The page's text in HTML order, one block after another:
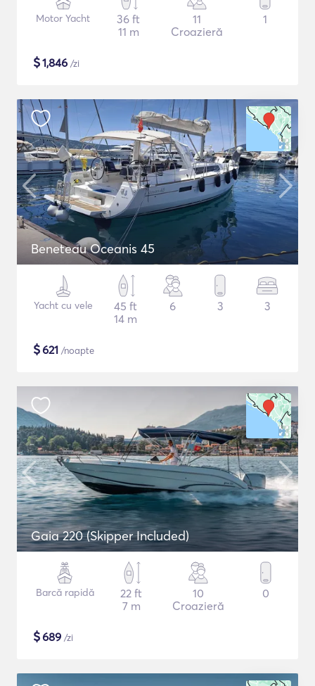
Motor Yacht
36 ft
11 m
11
Croazieră
1
$1,846 /zi
Beneteau Oceanis 45
Yacht cu vele
45 ft
14 m
6 3 3
$621 /noapte
Gaia 220 (Skipper Included)
Barcă rapidă
22 ft
7 m
10
Croazieră
0
$689 /zi